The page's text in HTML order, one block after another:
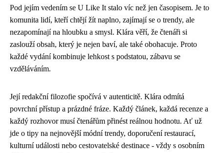
Pod jejím vedením se U Like It stalo víc než jen časopisem. Je to
komunita lidí, kteří chtějí žít naplno, zajímají se o trendy, ale
nezapomínají na hloubku a smysl. Klára věří, že čtenáři si
zaslouží obsah, který je nejen baví, ale také obohacuje. Proto
každé vydání kombinuje lehkost s podstatou, zábavu se
vzděláváním.
Její redakční filozofie spočívá v autenticitě. Klára odmítá
povrchní přístup a prázdné fráze. Každý článek, každá recenze a
každý rozhovor musí čtenářům přinést reálnou hodnotu. Ať už
jde o tipy na nejnovější módní trendy, doporučení restaurací,
kulturní události nebo cestovatelské destinace - vždy s osobním